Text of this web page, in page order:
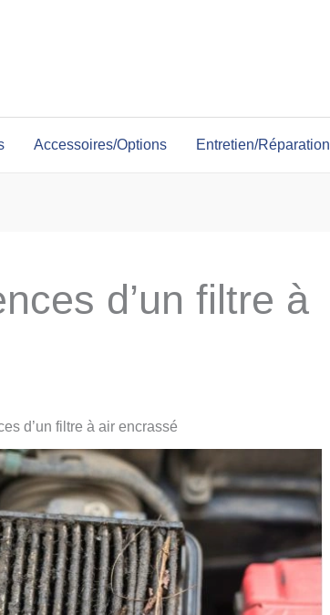
Accessoires/Options Entretien/Réparation
d’un filtre à
d’un filtre à air encrassé